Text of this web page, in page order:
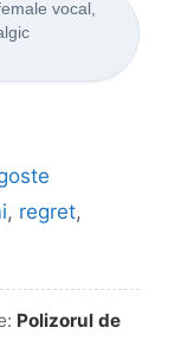
vocal,
, regret,
Polizorul de